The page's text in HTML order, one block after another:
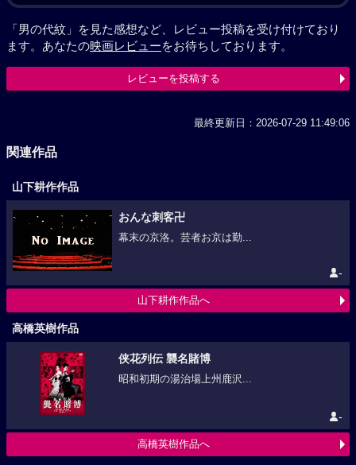
「男の代紋」を見た感想など、レビュー投稿を受け付けており
ます。あなたの映画レビューをお待ちしております。
レビューを投稿する
最終更新日：2026-07-29 11:49:06
関連作品
山下耕作作品
おんな刺客卍
幕末の京洛。芸者お京は勤...
-
山下耕作作品へ
高橋英樹作品
侠花列伝 襲名賭博
昭和初期の湯治場上州鹿沢...
-
高橋英樹作品へ